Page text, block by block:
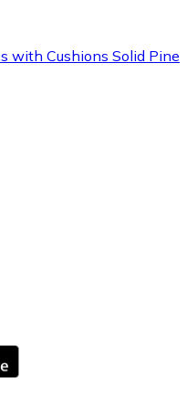
with Cushions Solid Pine